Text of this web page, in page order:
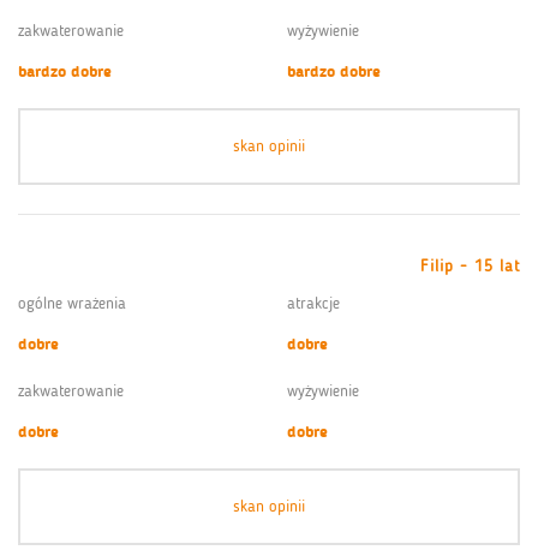
zakwaterowanie
bardzo dobre
wyżywienie
bardzo dobre
skan opinii
Filip - 15 lat
ogólne wrażenia
dobre
atrakcje
dobre
zakwaterowanie
dobre
wyżywienie
dobre
skan opinii